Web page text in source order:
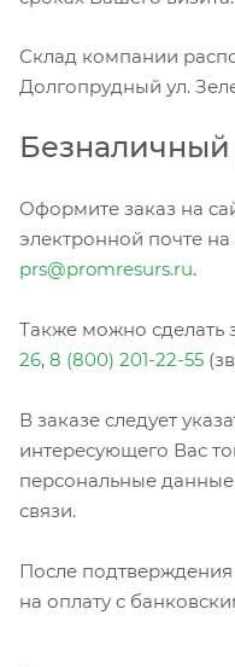
Склад компании
Долгопрудный ул.
Безналичный
Оформите заказ на
электронной почте
prs@promresurs.ru.
Также можно сделать
26, 8 (800) 201-22-55
В заказе следует
интересующего Вас
персональные
связи.
После подтверждения
на оплату с